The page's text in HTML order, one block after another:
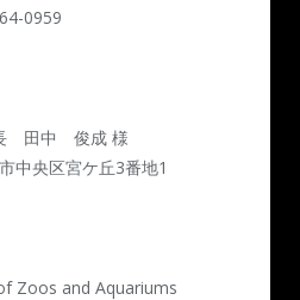
0959
田中 俊成 様
中央区宮ケ丘3番地1
Zoos and Aquariums